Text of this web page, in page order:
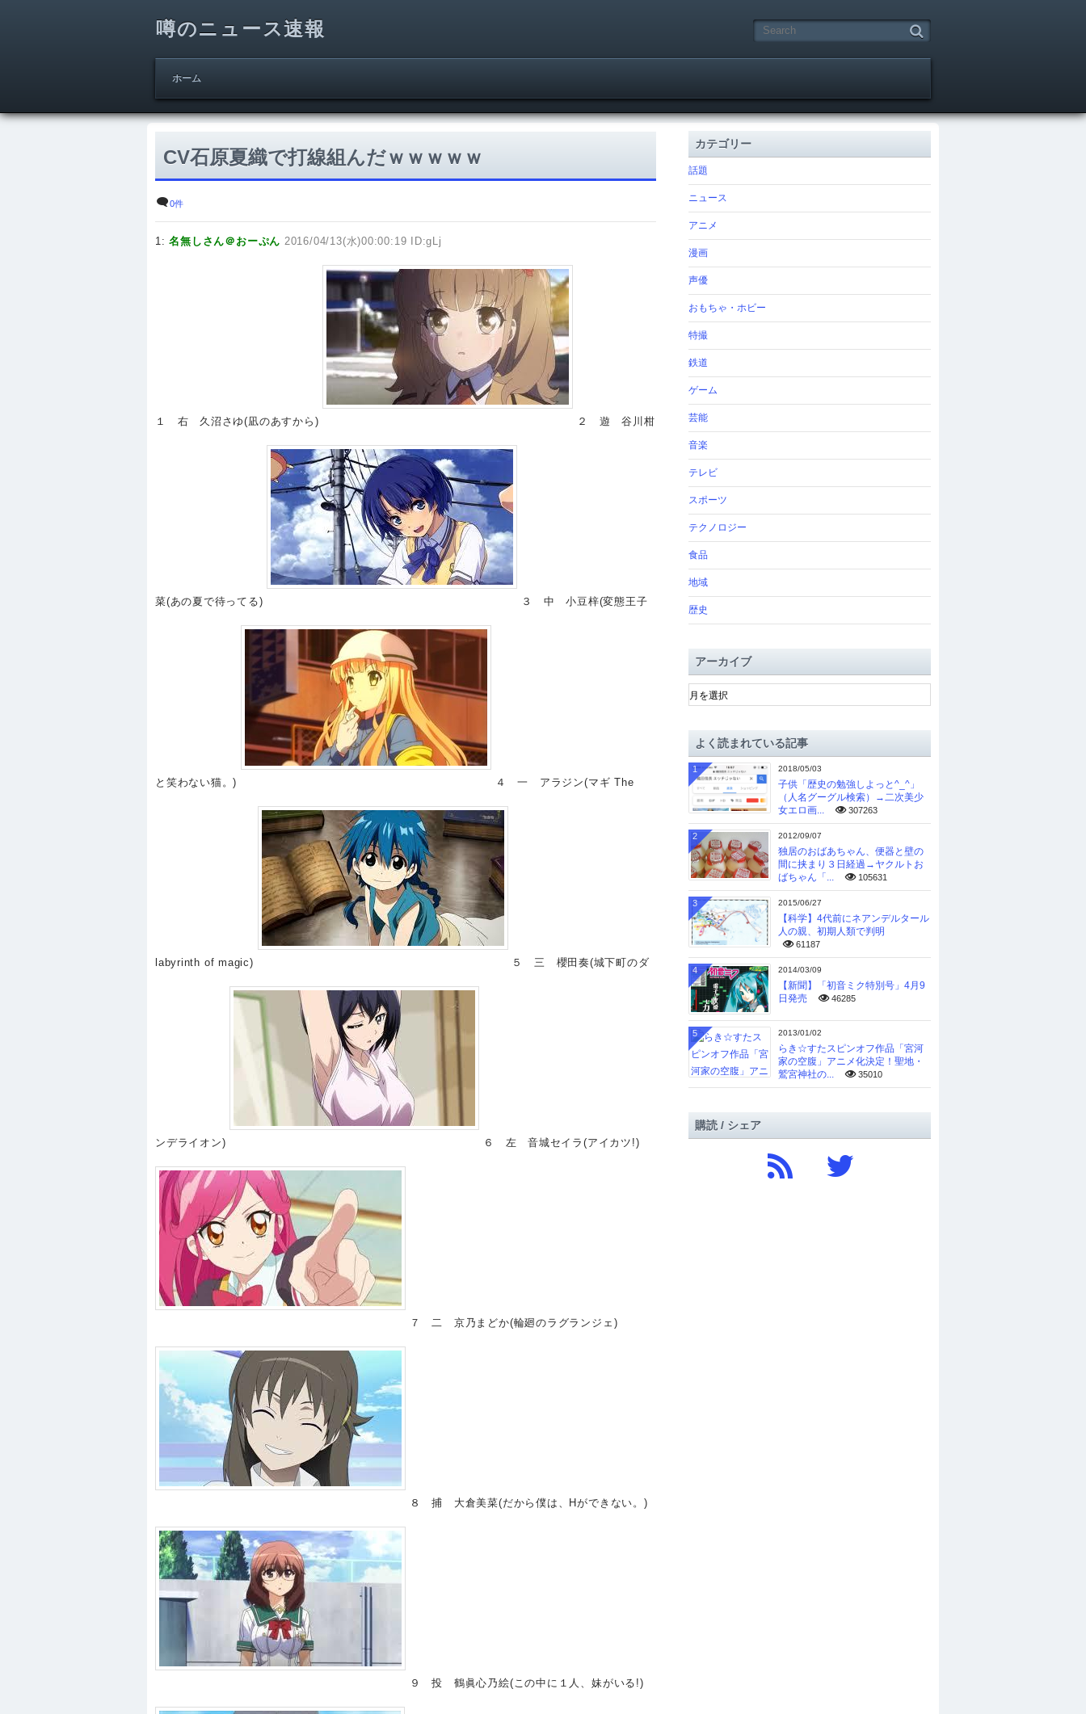
噂のニュース速報
ホーム
CV石原夏織で打線組んだｗｗｗｗｗ
0件
1:名無しさん＠おーぷん 2016/04/13(水)00:00:19 ID:gLj
１ 右 久沼さゆ(凪のあすから) ２ 遊 谷川柑
菜(あの夏で待ってる) ３ 中 小豆梓(変態王子
と笑わない猫。) ４ 一 アラジン(マギ The
labyrinth of magic) ５ 三 櫻田奏(城下町のダ
ンデライオン) ６ 左 音城セイラ(アイカツ!)
７ 二 京乃まどか(輪廻のラグランジェ)
８ 捕 大倉美菜(だから僕は、Hができない。)
９ 投 鶴眞心乃絵(この中に１人、妹がいる!)
カテゴリー
話題
ニュース
アニメ
漫画
声優
おもちゃ・ホビー
特撮
鉄道
ゲーム
芸能
音楽
テレビ
スポーツ
テクノロジー
食品
地域
歴史
アーカイブ
ア
ー
ブよく読まれている記事
2018/05/03
子供「歴史の勉強しよっと^_^」
（人名グーグル検索）→二次美少
女エロ画...
307263
1
2012/09/07
独居のおばあちゃん、便器と壁の
間に挟まり３日経過→ヤクルトお
ばちゃん「...
105631
2
2015/06/27
【科学】4代前にネアンデルタール
人の親、初期人類で判明
61187
3
2014/03/09
【新聞】「初音ミク特別号」4月9
日発売
46285
4
2013/01/02
らき☆すたスピンオフ作品「宮河
家の空腹」アニメ化決定！聖地・
鷲宮神社の...
35010
5
購読 / シェア